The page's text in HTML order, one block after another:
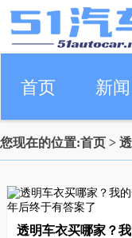
首页 新闻
车生活
您现在的位置:首页 >
透明车衣买哪家？